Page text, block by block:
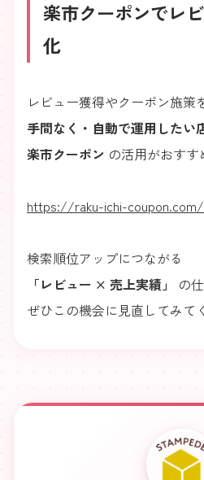
楽市クーポンでレ
化
レビュー獲得やクーポン施策
手間なく・自動で運用したい
楽市クーポン の活用がおすす
https://raku-ichi-coupon.com/
検索順位アップにつながる
「レビュー × 売上実績」
の
ぜひこの機会に見直してみて